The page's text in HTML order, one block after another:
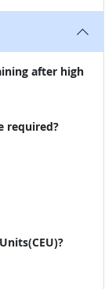
after high
required?